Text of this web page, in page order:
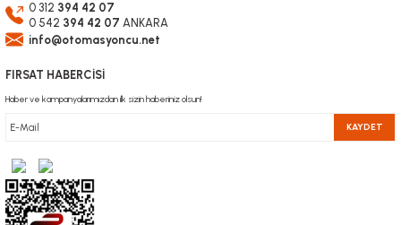
0 312 394 42 07
0 542 394 42 07 ANKARA
info@otomasyoncu.net
FIRSAT HABERCİSİ
Haber ve kampanyalarımızdan ilk sizin haberiniz olsun!
KAYDET